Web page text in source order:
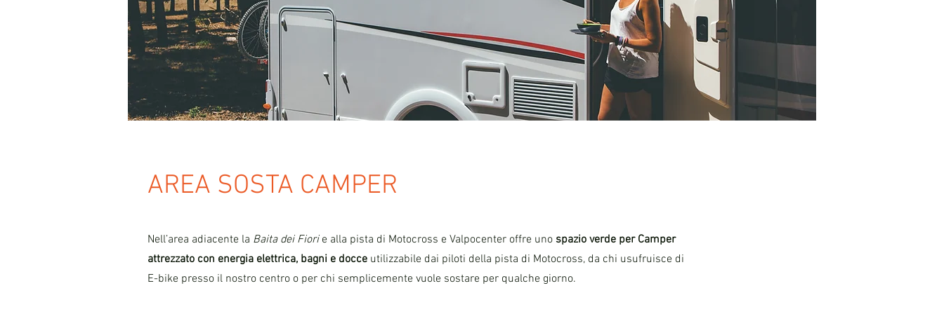
AREA SOSTA CAMPER
Nell’area adiacente la Baita dei Fiorie alla pista di Motocross e Valpocenter offre uno spazio verde per Camper
attrezzato con energia elettrica, bagni e docce utilizzabile dai piloti della pista di Motocross, da chi usufruisce di
E-bike presso il nostro centro o per chi semplicemente vuole sostare per qualche giorno.